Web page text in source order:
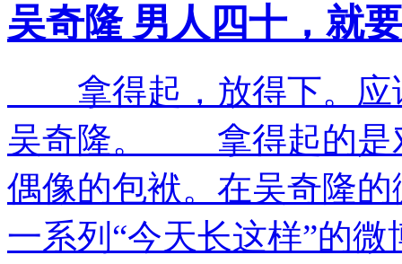
吴奇隆 男人四十，就
拿得起，放得下。应
吴奇隆。 拿得起的是
偶像的包袱。在吴奇隆
一系列“今天长这样”的